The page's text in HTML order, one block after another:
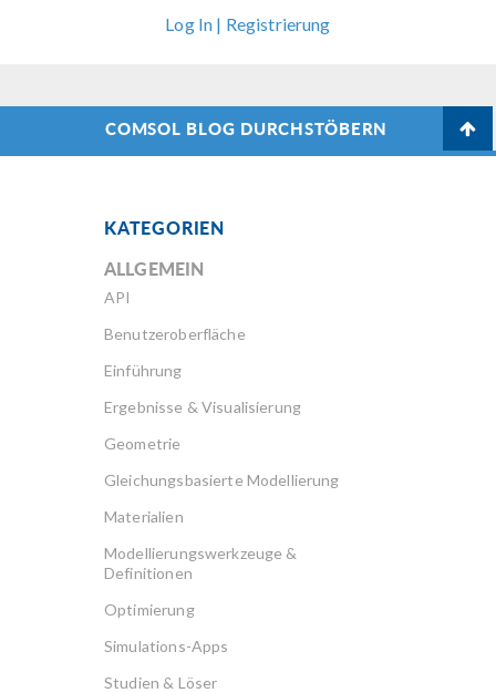
Log In | Registrierung
COMSOL BLOG DURCHSTÖBERN
KATEGORIEN
ALLGEMEIN
API
Benutzeroberfläche
Einführung
Ergebnisse & Visualisierung
Geometrie
Gleichungsbasierte Modellierung
Materialien
Modellierungswerkzeuge &
Definitionen
Optimierung
Simulations-Apps
Studien & Löser